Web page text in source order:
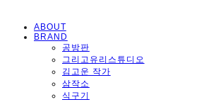
ABOUT
BRAND
공방판
그리고유리스튜디오
김고운 작가
삼작소
식구기